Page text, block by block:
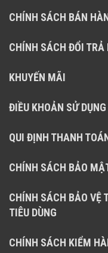
CHÍNH SÁCH BÁN
CHÍNH SÁCH ĐỔI TRẢ
KHUYẾN MÃI
ĐIỀU KHOẢN SỬ DỤNG
QUI ĐỊNH THANH
CHÍNH SÁCH BẢO
CHÍNH SÁCH BẢO VỆ
TIÊU DÙNG
CHÍNH SÁCH KIỂM